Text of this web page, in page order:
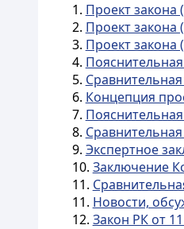
1. Проект закона
2. Проект закона
3. Проект закона
4.
5.
6. Концепция
7.
8.
9. Экспертное
10. Заключение
11.
11. Новости,
12. Закон РК от